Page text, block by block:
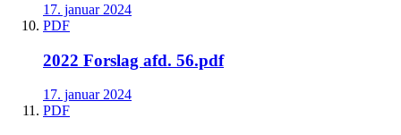
17. januar 2024
PDF
2022 Forslag afd. 56.pdf
17. januar 2024
PDF